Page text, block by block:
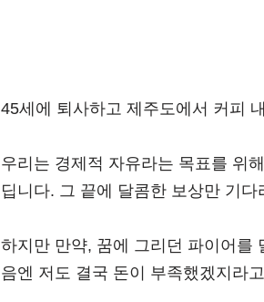
45세에 퇴사하고 제주도에서 커피
우리는 경제적 자유라는 목표를 위
딥니다. 그 끝에 달콤한 보상만 기
하지만 만약, 꿈에 그리던 파이어를
음엔 저도 결국 돈이 부족했겠지라